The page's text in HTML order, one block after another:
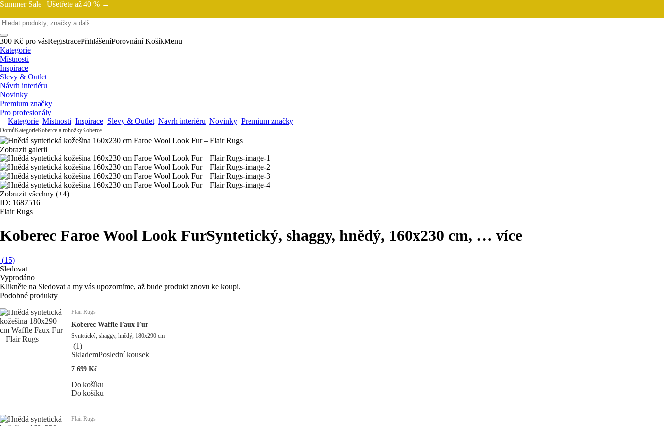
Summer Sale | Ušetřete až 40 % →
300 Kč pro vásRegistracePřihlášeníPorovnání KošíkMenu
Kategorie
Místnosti
Inspirace
Slevy & Outlet
Návrh interiéru
Novinky
Premium značky
Pro profesionály
Kategorie Místnosti Inspirace Slevy & Outlet Návrh interiéru Novinky Premium značky
DomůKategorieKoberce a rohožkyKoberce
Zobrazit galerii
Zobrazit všechny (+4)
ID: 1687516
Flair Rugs
Koberec Faroe Wool Look FurSyntetický, shaggy, hnědý, 160x230 cm, … více
(15)
Sledovat
Vyprodáno
Klikněte na Sledovat a my vás upozorníme, až bude produkt znovu ke koupi.
Podobné produkty
Flair Rugs
Koberec Waffle Faux Fur
Syntetický, shaggy, hnědý, 180x290 cm
(1)
SklademPoslední kousek
7 699 Kč
Do košíku
Do košíku
Flair Rugs